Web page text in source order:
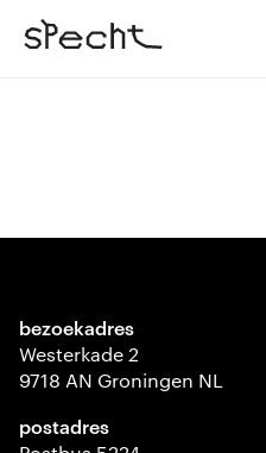
bezoekadres
Westerkade 2
9718 AN Groningen NL
postadres